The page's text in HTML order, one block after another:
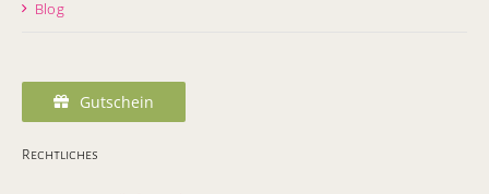
Blog
Gutschein
Rechtliches